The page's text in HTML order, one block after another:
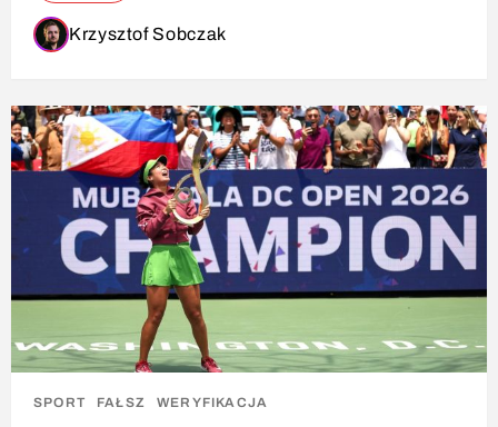
Krzysztof Sobczak
SPORT FAŁSZ WERYFIKACJA